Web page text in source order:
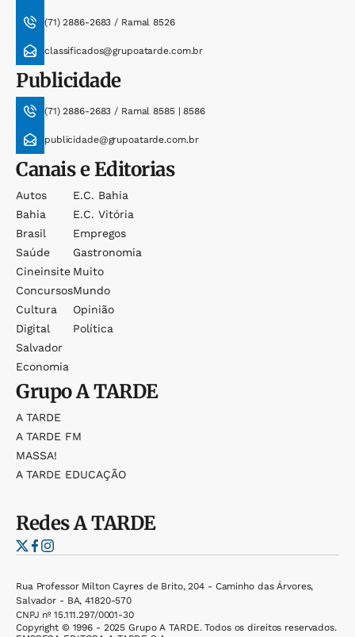
(71) 2886-2683 / Ramal 8526
classificados@grupoatarde.com.br
Publicidade
(71) 2886-2683 / Ramal 8585 | 8586
publicidade@grupoatarde.com.br
Canais e Editorias
Autos
Bahia
Brasil
Saúde
Cineinsite
Concursos
Cultura
Digital
Salvador
Economia
E.c. Bahia
E.c. Vitória
Empregos
Gastronomia
Muito
Mundo
Opinião
Política
GrupoA TARDE
A TARDE
A TARDE FM
MASSA!
A TARDE EDUCAÇÃO
RedesA TARDE
Rua Professor Milton Cayres de Brito, 204 - Caminho das Árvores,
Salvador - BA, 41820-570
CNPJ nº 15.111.297/0001-30
Copyright © 1996 - 2025 Grupo A TARDE. Todos os direitos reservados.